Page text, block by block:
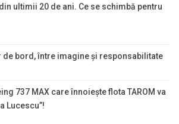
ultimii 20 de ani. Ce se schimbă pentru
bord, între imagine și responsabilitate
737 MAX care înnoiește flota TAROM va
Lucescu”!